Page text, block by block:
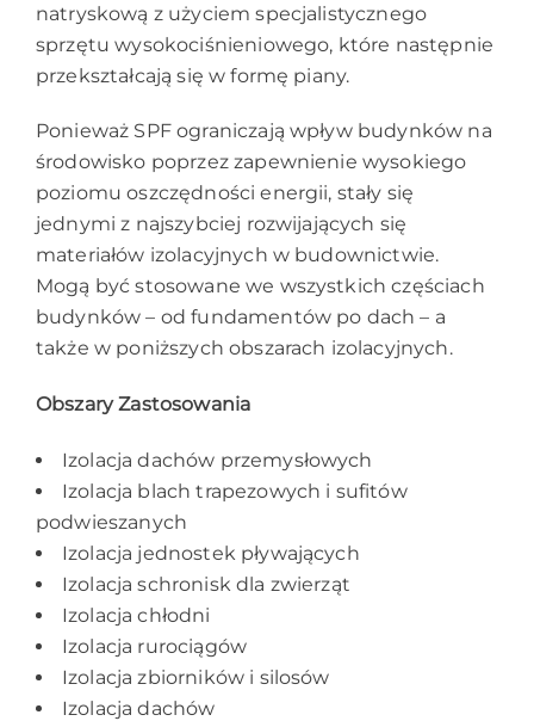
natryskową z użyciem specjalistycznego
sprzętu wysokociśnieniowego, które następnie
przekształcają się w formę piany.
Ponieważ SPF ograniczają wpływ budynków na
środowisko poprzez zapewnienie wysokiego
poziomu oszczędności energii, stały się
jednymi z najszybciej rozwijających się
materiałów izolacyjnych w budownictwie.
Mogą być stosowane we wszystkich częściach
budynków – od fundamentów po dach – a
także w poniższych obszarach izolacyjnych.
Obszary Zastosowania
Izolacja dachów przemysłowych
Izolacja blach trapezowych i sufitów
podwieszanych
Izolacja jednostek pływających
Izolacja schronisk dla zwierząt
Izolacja chłodni
Izolacja rurociągów
Izolacja zbiorników i silosów
Izolacja dachów